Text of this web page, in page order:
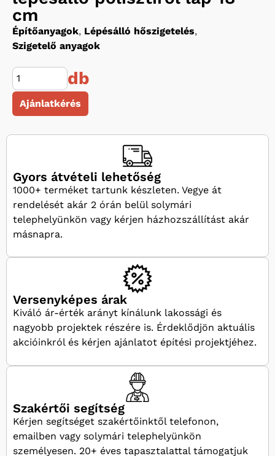
cm
Építőanyagok, Lépésálló hőszigetelés,
Szigetelő anyagok
db
Ajánlatkérés
Gyors átvételi lehetőség
1000+ terméket tartunk készleten. Vegye át
rendelését akár 2 órán belül solymári
telephelyünkön vagy kérjen házhozszállítást akár
másnapra.
Versenyképes árak
Kiváló ár-érték arányt kínálunk lakossági és
nagyobb projektek részére is. Érdeklődjön aktuális
akcióinkról és kérjen ajánlatot építési projektjéhez.
Szakértői segítség
Kérjen segítséget szakértőinktől telefonon,
emailben vagy solymári telephelyünkön
személyesen. 20+ éves tapasztalattal támogatjuk